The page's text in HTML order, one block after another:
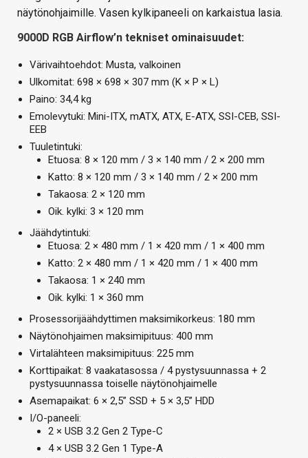
näytönohjaimille. Vasen kylkipaneeli on karkaistua lasia.
9000D RGB Airflow’n tekniset ominaisuudet:
Värivaihtoehdot: Musta, valkoinen
Ulkomitat: 698 × 698 × 307 mm (K × P × L)
Paino: 34,4 kg
Emolevytuki: Mini-ITX, mATX, ATX, E-ATX, SSI-CEB, SSI-
EEB
Tuuletintuki:
Etuosa: 8 × 120 mm / 3 × 140 mm / 2 × 200 mm
Katto: 8 × 120 mm / 3 × 140 mm / 2 × 200 mm
Takaosa: 2 × 120 mm
Oik. kylki: 3 × 120 mm
Jäähdytintuki:
Etuosa: 2 × 480 mm / 1 × 420 mm / 1 × 400 mm
Katto: 2 × 480 mm / 1 × 420 mm / 1 × 400 mm
Takaosa: 1 × 240 mm
Oik. kylki: 1 × 360 mm
Prosessorijäähdyttimen maksimikorkeus: 180 mm
Näytönohjaimen maksimipituus: 400 mm
Virtalähteen maksimipituus: 225 mm
Korttipaikat: 8 vaakatasossa / 4 pystysuunnassa + 2
pystysuunnassa toiselle näytönohjaimelle
Asemapaikat: 6 × 2,5” SSD + 5 × 3,5” HDD
I/O-paneeli:
2 × USB 3.2 Gen 2 Type-C
4 × USB 3.2 Gen 1 Type-A